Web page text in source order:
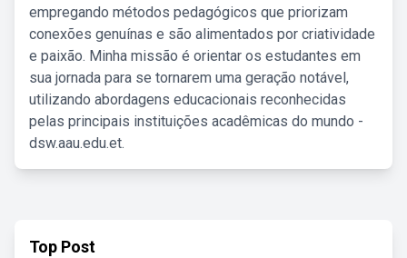
empregando métodos pedagógicos que priorizam
conexões genuínas e são alimentados por criatividade
e paixão. Minha missão é orientar os estudantes em
sua jornada para se tornarem uma geração notável,
utilizando abordagens educacionais reconhecidas
pelas principais instituições acadêmicas do mundo -
dsw.aau.edu.et.
Top Post